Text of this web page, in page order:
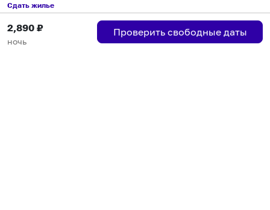
2,890 ₽
ночь
Проверить свободные даты
Сдать жилье
Пользовательское соглашение
Правила публикации объявлений